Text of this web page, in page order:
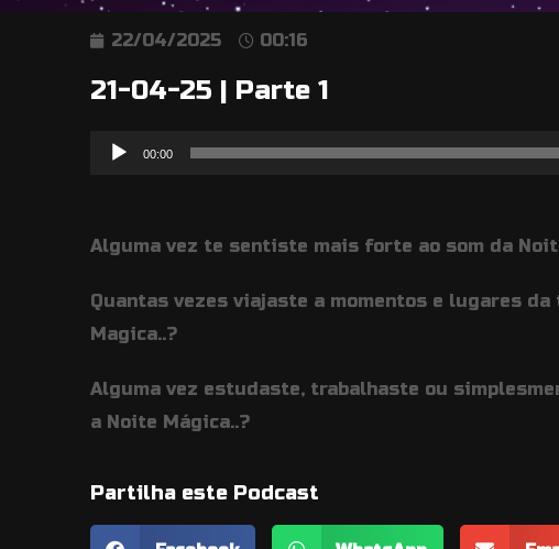
22/04/2025 00:16
21-04-25 | Parte 1
Reprodutor
00:00
Alguma vez te sentiste mais forte ao som da
Quantas vezes viajaste a momentos e lugares
Magica..?
Alguma vez estudaste, trabalhaste ou
a Noite Mágica..?
Partilha este Podcast